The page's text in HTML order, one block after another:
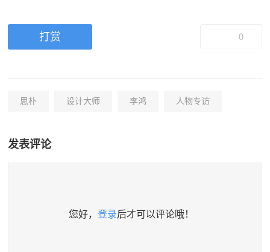
打赏 0
思朴 设计大师 李鸿 人物专访
发表评论
您好， 登录后才可以评论哦！